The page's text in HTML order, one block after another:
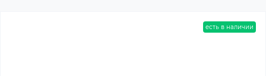
есть в наличии